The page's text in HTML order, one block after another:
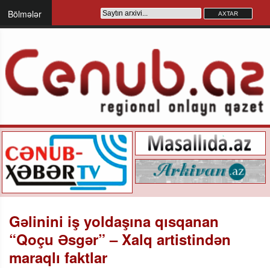
Bölmələr
Gəlinini iş yoldaşına qısqanan
“Qoçu Əsgər” – Xalq artistindən
maraqlı faktlar